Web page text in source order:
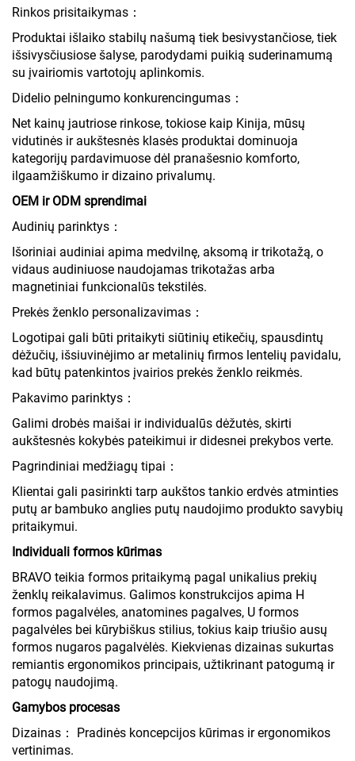
Rinkos prisitaikymas：
Produktai išlaiko stabilų našumą tiek besivystančiose, tiek
išsivysčiusiose šalyse, parodydami puikią suderinamumą
su įvairiomis vartotojų aplinkomis.
Didelio pelningumo konkurencingumas：
Net kainų jautriose rinkose, tokiose kaip Kinija, mūsų
vidutinės ir aukštesnės klasės produktai dominuoja
kategorijų pardavimuose dėl pranašesnio komforto,
ilgaamžiškumo ir dizaino privalumų.
OEM ir ODM sprendimai
Audinių parinktys：
Išoriniai audiniai apima medvilnę, aksomą ir trikotažą, o
vidaus audiniuose naudojamas trikotažas arba
magnetiniai funkcionalūs tekstilės.
Prekės ženklo personalizavimas：
Logotipai gali būti pritaikyti siūtinių etikečių, spausdintų
dėžučių, išsiuvinėjimo ar metalinių firmos lentelių pavidalu,
kad būtų patenkintos įvairios prekės ženklo reikmės.
Pakavimo parinktys：
Galimi drobės maišai ir individualūs dėžutės, skirti
aukštesnės kokybės pateikimui ir didesnei prekybos verte.
Pagrindiniai medžiagų tipai：
Klientai gali pasirinkti tarp aukštos tankio erdvės atminties
putų ar bambuko anglies putų naudojimo produkto savybių
pritaikymui.
Individuali formos kūrimas
BRAVO teikia formos pritaikymą pagal unikalius prekių
ženklų reikalavimus. Galimos konstrukcijos apima H
formos pagalvėles, anatomines pagalves, U formos
pagalvėles bei kūrybiškus stilius, tokius kaip triušio ausų
formos nugaros pagalvėlės. Kiekvienas dizainas sukurtas
remiantis ergonomikos principais, užtikrinant patogumą ir
patogų naudojimą.
Gamybos procesas
Dizainas： Pradinės koncepcijos kūrimas ir ergonomikos
vertinimas.